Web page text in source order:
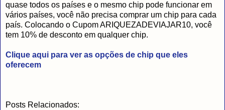
quase todos os países e o mesmo chip pode funcionar em
vários países, você não precisa comprar um chip para cada
país. Colocando o Cupom ARIQUEZADEVIAJAR10, você
tem 10% de desconto em qualquer chip.
Clique aqui para ver as opções de chip que eles
oferecem
Posts Relacionados: